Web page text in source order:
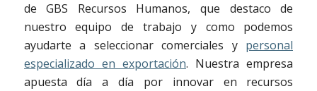
de GBS Recursos Humanos, que destaco de
nuestro equipo de trabajo y como podemos
ayudarte a seleccionar comerciales y personal
especializado en exportación. Nuestra empresa
apuesta día a día por innovar en recursos